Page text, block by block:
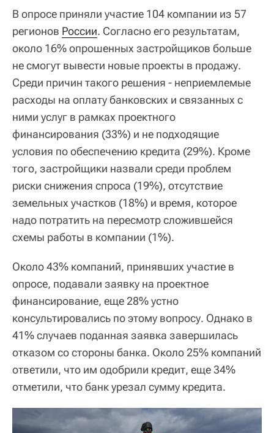
В опросе приняли участие 104 компании из 57
регионов России. Согласно его результатам,
около 16% опрошенных застройщиков больше
не смогут вывести новые проекты в продажу.
Среди причин такого решения - неприемлемые
расходы на оплату банковских и связанных с
ними услуг в рамках проектного
финансирования (33%) и не подходящие
условия по обеспечению кредита (29%). Кроме
того, застройщики назвали среди проблем
риски снижения спроса (19%), отсутствие
земельных участков (18%) и время, которое
надо потратить на пересмотр сложившейся
схемы работы в компании (1%).
Около 43% компаний, принявших участие в
опросе, подавали заявку на проектное
финансирование, еще 28% устно
консультировались по этому вопросу. Однако в
41% случаев поданная заявка завершилась
отказом со стороны банка. Около 25% компаний
ответили, что им одобрили кредит, еще 34%
отметили, что банк урезал сумму кредита.